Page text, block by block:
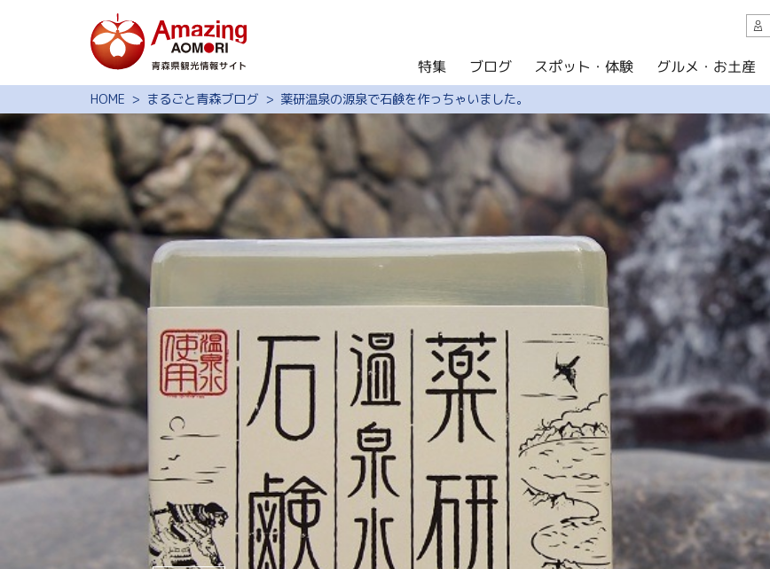
特集
ブログ
スポット・体験
グルメ・お土産
モデルコース
イベント
旅の予約
アクセス
観光ガイド
このサイトについて
共有
写真ライブラリー
動画ライブラリー
パンフレットダウンロード
よくある質問
運営組織について
関連リンク集
Language
日本語
English
繁体中文
简体中文
한국어
HOME まるごと青森ブログ 薬研温泉の源泉で石鹸を作っちゃいました。
特集 ブログ スポット・体験 グルメ・お土産